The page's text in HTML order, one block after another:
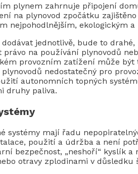
plynem zahrnuje připojení
na plynovod zpočátku
nejpohodlnějším, ekologickým
jednotlivě, bude to
na používání plynovodů
provozním zatížení může
nedostatečný pro
autonomních topných
druhy paliva.
systémy mají řadu
použití a údržba a není
bezpečnost, „neshoří“ kyslík
otravy zplodinami v důsledku